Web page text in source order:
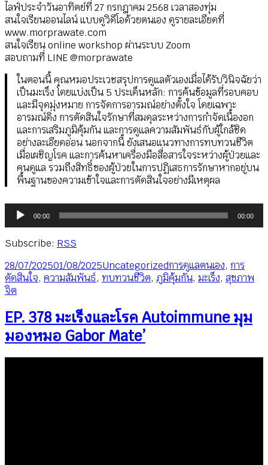
ไลฟ์ประจำวันอาทิตย์ที่ 27 กรกฎาคม 2568 เวลาสองทุ่ม
สนใจเรียนออนไลน์ แบบดูวิดีโอด้วยตนเอง ดูรายละเอียดที่
www.morprawate.com
สนใจเรียน online workshop ผ่านระบบ Zoom
สอบถามที่ LINE @morprawate
ในตอนนี้ คุณหมอประเวชสรุปการดูแลตัวเองเมื่อได้รับวินิจฉัยว่า
เป็นมะเร็ง โดยแบ่งเป็น 5 ประเด็นหลัก: การค้นข้อมูลที่รอบคอบ
และมีจุดมุ่งหมาย การจัดการอารมณ์อย่างตั้งใจ โดยเฉพาะ
อารมณ์ดิ่ง การตัดสินใจรักษาที่สมดุลระหว่างการกำจัดเนื้องอก
และการเสริมภูมิคุ้มกัน และการดูแลความสัมพันธ์กับผู้ใกล้ชิด
อย่างละเอียดอ่อน นอกจากนี้ ยังเสนอแนวทางการทบทวนชีวิต
เมื่อเผชิญโรค และการค้นหาเครื่องมือสื่อสารใจระหว่างผู้ป่วยและ
คนดูแล รวมถึงสิทธิ์ของผู้ป่วยในการปฏิเสธการรักษาหากอยู่บน
พื้นฐานของความเข้าใจและการตัดสินใจอย่างมีเหตุผล
เล่น
เสียง
00:00 00:00
Subscribe: RSS
เขียน
เมื่อ
28/07/202501/08/2025หมวด
หมู่
Uncategorizedป้าย
กำกับ
การดูแลตนเอง, การ
ตัดสินใจ, ความสัมพันธ์, ทบทวนชีวิต, ภูมิคุ้มกัน, มะเร็ง, สุขภาพ
จิต
EP. 378 มะเร็งและโรค Autoimmune มุม
มองหมอ Gabor Mate’